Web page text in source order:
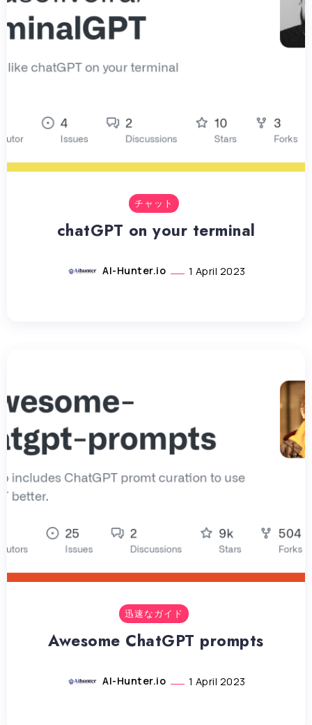
チャット
chatGPT on your terminal
AI-Hunter.io 1 April 2023
迅速なガイド
Awesome ChatGPT prompts
AI-Hunter.io 1 April 2023